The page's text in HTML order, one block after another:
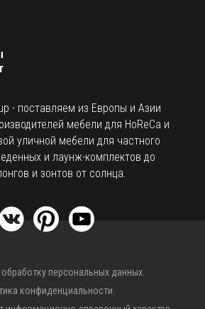
- поставляем из Европы и Азии
мебели для HoReCa и
уличной мебели для частного
и лаунж-комплектов до
и зонтов от солнца.
персональных данных.
конфиденциальности.